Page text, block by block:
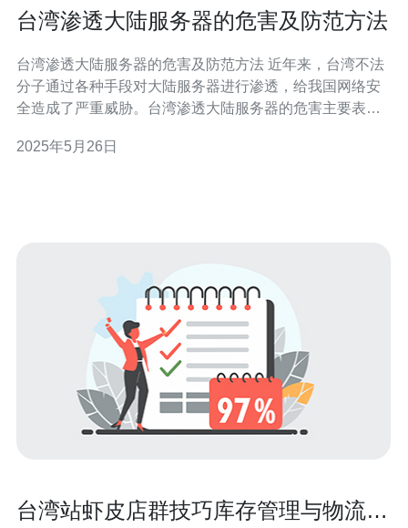
台湾渗透大陆服务器的危害及防范方法
台湾渗透大陆服务器的危害及防范方法 近年来，台湾不法
分子通过各种手段对大陆服务器进行渗透，给我国网络安
全造成了严重威胁。台湾渗透大陆服务器的危害主要表现
后，可能窃取大量重要数据，包括个人隐私信息、企业机
2025年5月26日
台湾站虾皮店群技巧库存管理与物流成